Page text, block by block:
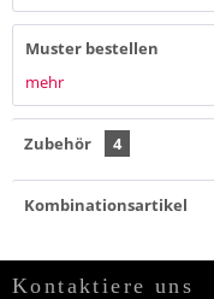
Muster bestellen
mehr
Zubehör 4
Kombinationsartikel
Kontaktiere uns